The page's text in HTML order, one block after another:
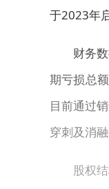
于2023年
财务
期亏损总
目前通过
穿刺及消
股权